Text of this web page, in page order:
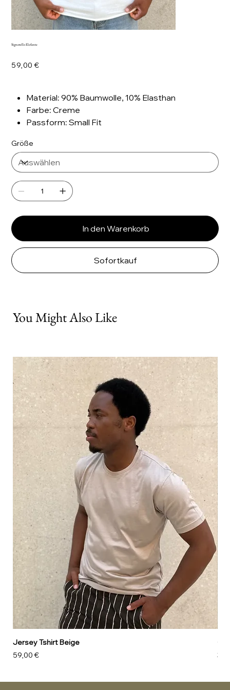
Signorello Elefante
59,00 €
Material: 90% Baumwolle, 10% Elasthan
Farbe: Creme
Passform: Small Fit
Größe
In den Warenkorb
Sofortkauf
You Might Also Like
Jersey Tshirt Beige
Preis
59,00 €